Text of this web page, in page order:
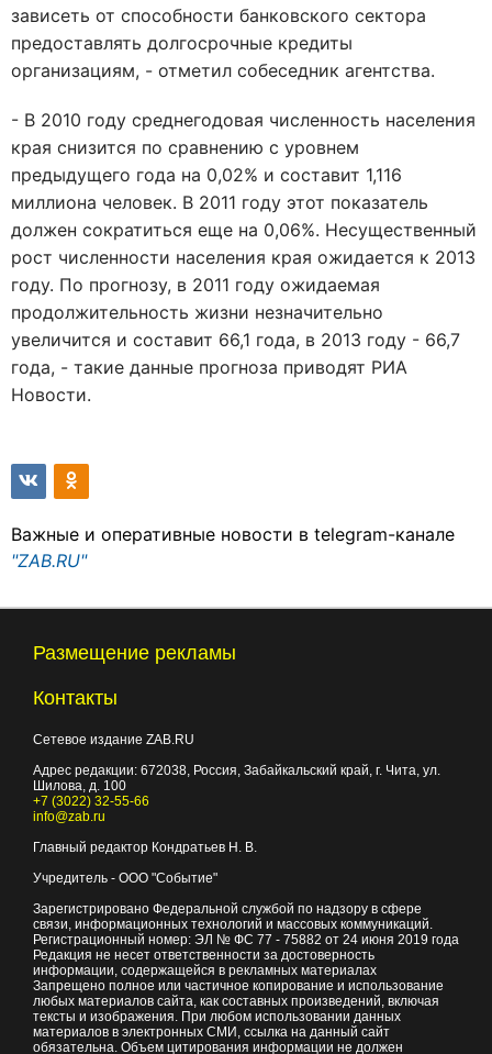
зависеть от способности банковского сектора
предоставлять долгосрочные кредиты
организациям, - отметил собеседник агентства.
- В 2010 году среднегодовая численность населения
края снизится по сравнению с уровнем
предыдущего года на 0,02% и составит 1,116
миллиона человек. В 2011 году этот показатель
должен сократиться еще на 0,06%. Несущественный
рост численности населения края ожидается к 2013
году. По прогнозу, в 2011 году ожидаемая
продолжительность жизни незначительно
увеличится и составит 66,1 года, в 2013 году - 66,7
года, - такие данные прогноза приводят РИА
Новости.
Важные и оперативные новости в telegram-канале
"ZAB.RU"
Размещение рекламы
Контакты
Сетевое издание ZAB.RU
Адрес редакции: 672038, Россия, Забайкальский край, г. Чита, ул.
Шилова, д. 100
+7 (3022) 32-55-66
info@zab.ru
Главный редактор Кондратьев Н. В.
Учредитель - ООО "Событие"
Зарегистрировано Федеральной службой по надзору в сфере
связи, информационных технологий и массовых коммуникаций.
Регистрационный номер: ЭЛ № ФС 77 - 75882 от 24 июня 2019 года
Редакция не несет ответственности за достоверность
информации, содержащейся в рекламных материалах
Запрещено полное или частичное копирование и использование
любых материалов сайта, как составных произведений, включая
тексты и изображения. При любом использовании данных
материалов в электронных СМИ, ссылка на данный сайт
обязательна. Объем цитирования информации не должен